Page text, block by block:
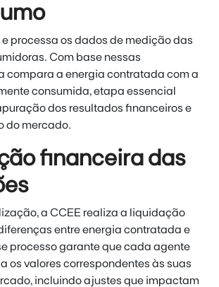
e processa os dados de medição das
Com base nessas
compara a energia contratada com a
consumida, etapa essencial
dos resultados financeiros e
do mercado.
financeira das
a CCEE realiza a liquidação
entre energia contratada e
processo garante que cada agente
os valores correspondentes às suas
incluindo ajustes que impactam